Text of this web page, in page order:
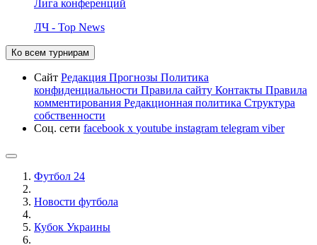
Лига конференций
ЛЧ - Top News
Ко всем турнирам
Сайт Редакция Прогнозы Политика
конфиденциальности Правила сайту Контакты Правила
комментирования Редакционная политика Структура
собственности
Соц. сети facebook x youtube instagram telegram viber
Футбол 24
Новости футбола
Кубок Украины